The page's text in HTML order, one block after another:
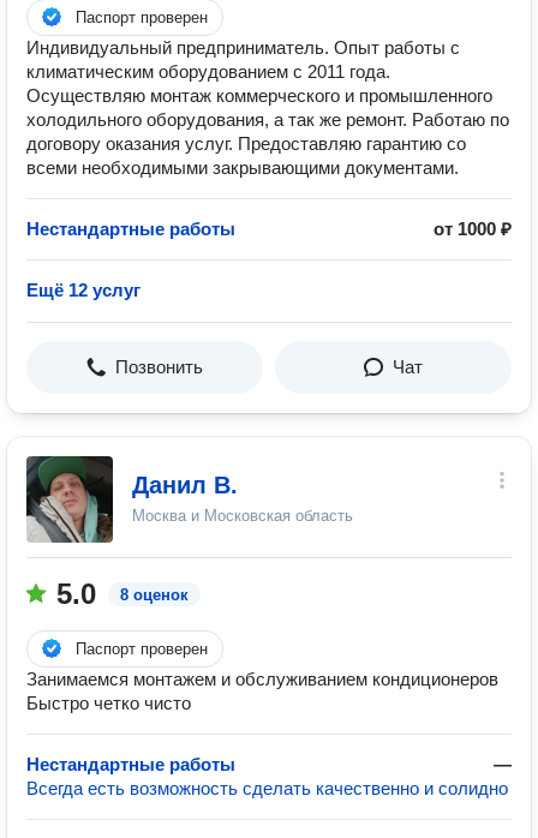
Паспорт проверен
Индивидуальный предприниматель. Опыт работы с
климатическим оборудованием с 2011 года.
Осуществляю монтаж коммерческого и промышленного
холодильного оборудования, а так же ремонт. Работаю по
договору оказания услуг. Предоставляю гарантию со
всеми необходимыми закрывающими документами.
Нестандартные работы от 1000 ₽
Ещё 12 услуг
Позвонить Чат
Данил В.
Москва и Московская область
5.0 8 оценок
Паспорт проверен
Занимаемся монтажем и обслуживанием кондиционеров
Быстро четко чисто
Нестандартные работы
—
Всегда есть возможность сделать качественно и солидно